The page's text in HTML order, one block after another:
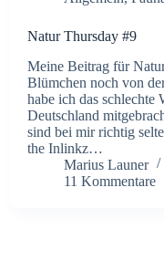
Natur Thursday #9
Meine Beitrag für
Blümchen noch von
habe ich das schlechte
Deutschland
sind bei mir richtig
the Inlinkz…
Marius Launer
11 Kommentare